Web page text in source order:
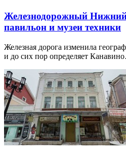
Железнодорожный Нижний
павильон и музеи техники
Железная дорога изменила
и до сих пор определяет